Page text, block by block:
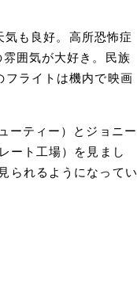
も良好。高所恐怖症
囲気が大好き。民族
フライトは機内で映画
ティー）とジョニー
ト工場）を見まし
られるようになってい